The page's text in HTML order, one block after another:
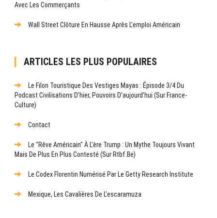
Avec Les Commerçants
Wall Street Clôture En Hausse Après L’emploi Américain
ARTICLES LES PLUS POPULAIRES
Le Filon Touristique Des Vestiges Mayas : Épisode 3/4 Du
Podcast Civilisations D’hier, Pouvoirs D’aujourd’hui (sur France-
Culture)
Contact
Le "rêve Américain" À L’ère Trump : Un Mythe Toujours Vivant
Mais De Plus En Plus Contesté (sur Rtbf.be)
Le Codex Florentin Numérisé Par Le Getty Research Institute
Mexique, Les Cavalières De L’escaramuza